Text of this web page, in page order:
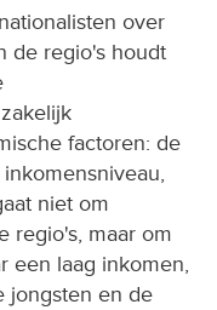
over
de regio's houdt
factoren: de
niet om
regio's, maar om
een laag inkomen,
jongsten en de